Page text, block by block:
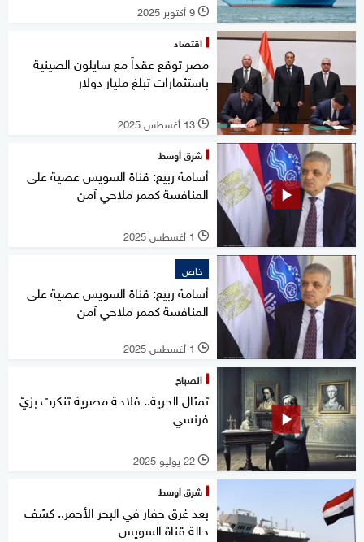
l 9 أكتوبر 2025
اقتصاد
مصر توقع عقداً مع سايلون الصينية
باستثمارات تبلغ مليار دولار
l 13 أغسطس 2025
شرق أوسط
أسامة ربيع: قناة السويس عصية على
المنافسة كممر ملاحي آمن
l 1 أغسطس 2025
خاص
أسامة ربيع: قناة السويس عصية على
المنافسة كممر ملاحي آمن
l 1 أغسطس 2025
الصباح
تمثال الحرية.. فلاحة مصرية تنكرت بزيّ
فرنسي
l 22 يوليو 2025
شرق أوسط
بعد غرق حفار في البحر الأحمر.. كشف
حالة قناة السويس